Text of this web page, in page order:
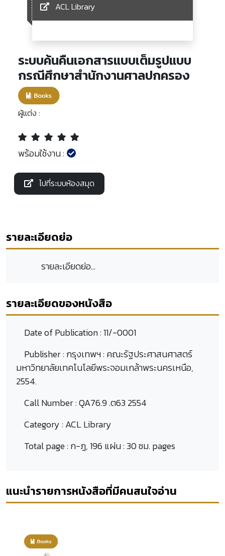
ACL Library
ระบบค้นคืนเอกสารแบบเต็มรูปแบบ
กรณีศึกษาสำนักงานศาลปกครอง
ผู้แต่ง :
พร้อมใช้งาน :
ไปที่ระบบห้องสมุด
รายละเอียดย่อ
รายละเอียดย่อ...
รายละเอียดของหนังสือ
Date of Publication :11/-0001
Publisher :กรุงเทพฯ : คณะรัฐประศาสนศาสตร์
มหาวิทยาลัยเทคโนโลยีพระจอมเกล้าพระนครเหนือ,
2554.
Call Number :QA76.9 .ต63 2554
Category :ACL Library
Total page :ก-ฎ, 196 แผ่น : 30 ซม. pages
แนะนำรายการหนังสือที่มีคนสนใจอ่าน